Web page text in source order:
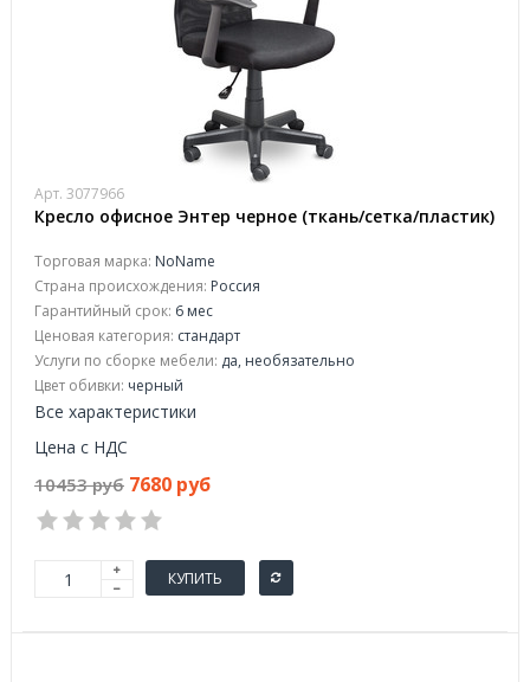
Арт. 3077966
Кресло офисное Энтер черное (ткань/сетка/пластик)
Торговая марка: NoName
Страна происхождения: Россия
Гарантийный срок: 6 мес
Ценовая категория: стандарт
Услуги по сборке мебели: да, необязательно
Цвет обивки: черный
Все характеристики
Цена с НДС
10453 руб 7680 руб
КУПИТЬ